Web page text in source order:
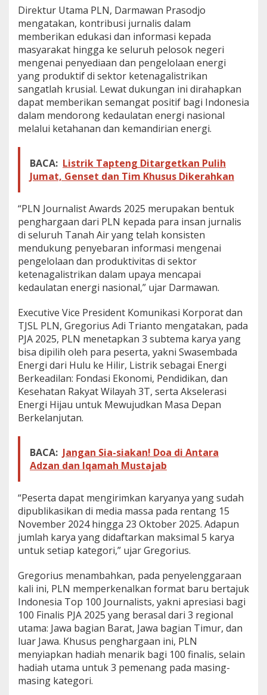
i
b
u
k
a
,
p
r
e
s
i
a
u
n
k
P
e
w
a
r
t
a
e
n
g
g
e
a
k
L
a
s
i
e
r
g
i
N
a
i
o
n
a
l
Direktur Utama PLN, Darmawan Prasodjo
mengatakan, kontribusi jurnalis dalam
memberikan edukasi dan informasi kepada
masyarakat hingga ke seluruh pelosok negeri
mengenai penyediaan dan pengelolaan energi
yang produktif di sektor ketenagalistrikan
sangatlah krusial. Lewat dukungan ini dirahapkan
dapat memberikan semangat positif bagi Indonesia
dalam mendorong kedaulatan energi nasional
melalui ketahanan dan kemandirian energi.
BACA: Listrik Tapteng Ditargetkan Pulih
Jumat, Genset dan Tim Khusus Dikerahkan
“PLN Journalist Awards 2025 merupakan bentuk
penghargaan dari PLN kepada para insan jurnalis
di seluruh Tanah Air yang telah konsisten
mendukung penyebaran informasi mengenai
pengelolaan dan produktivitas di sektor
ketenagalistrikan dalam upaya mencapai
kedaulatan energi nasional,” ujar Darmawan.
Executive Vice President Komunikasi Korporat dan
TJSL PLN, Gregorius Adi Trianto mengatakan, pada
PJA 2025, PLN menetapkan 3 subtema karya yang
bisa dipilih oleh para peserta, yakni Swasembada
Energi dari Hulu ke Hilir, Listrik sebagai Energi
Berkeadilan: Fondasi Ekonomi, Pendidikan, dan
Kesehatan Rakyat Wilayah 3T, serta Akselerasi
Energi Hijau untuk Mewujudkan Masa Depan
Berkelanjutan.
BACA: Jangan Sia-siakan! Doa di Antara
Adzan dan Iqamah Mustajab
“Peserta dapat mengirimkan karyanya yang sudah
dipublikasikan di media massa pada rentang 15
November 2024 hingga 23 Oktober 2025. Adapun
jumlah karya yang didaftarkan maksimal 5 karya
untuk setiap kategori,” ujar Gregorius.
Gregorius menambahkan, pada penyelenggaraan
kali ini, PLN memperkenalkan format baru bertajuk
Indonesia Top 100 Journalists, yakni apresiasi bagi
100 Finalis PJA 2025 yang berasal dari 3 regional
utama: Jawa bagian Barat, Jawa bagian Timur, dan
luar Jawa. Khusus penghargaan ini, PLN
menyiapkan hadiah menarik bagi 100 finalis, selain
hadiah utama untuk 3 pemenang pada masing-
masing kategori.